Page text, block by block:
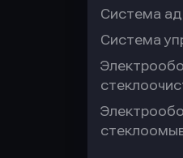
Система
Система